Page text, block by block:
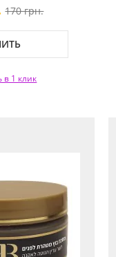
170 грн.
в 1 клик